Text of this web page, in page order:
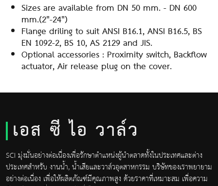
Sizes are available from DN 50 mm. - DN 600
mm.(2"-24")
Flange driling to suit ANSI B16.1, ANSI B16.5, BS
EN 1092-2, BS 10, AS 2129 and JIS.
Optional accessories : Proximity switch, Backflow
actuator, Air release plug on the cover.
เอส ซี ไอ วาล์ว
SCI มุ่งมั่นอย่างต่อเนื่องเพื่อรักษาตำแหน่งผู้นำตลาดทั้งในประเทศและต่าง
ประเทศสำหรับ งานน้ำ, น้ำเสียและวาล์วอุตสาหกรรม บริษัทของเราพยายาม
อย่างต่อเนื่อง เพื่อให้ผลิตภัณฑ์มีคุณภาพสูง ด้วยราคาที่เหมาะสม เพื่อความ